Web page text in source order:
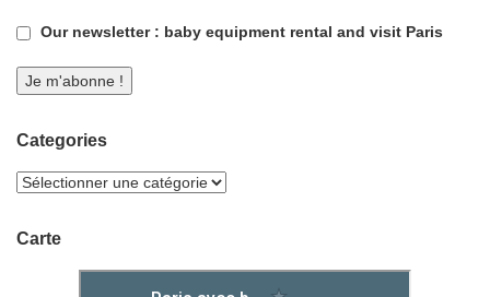
Our newsletter : baby equipment rental and visit Paris
Categories
Carte